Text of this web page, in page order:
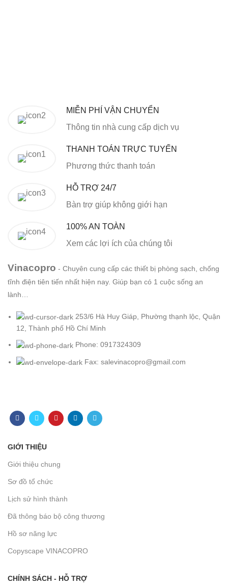
MIỄN PHÍ VẬN CHUYỂN
Thông tin nhà cung cấp dịch vụ
THANH TOÁN TRỰC TUYẾN
Phương thức thanh toán
HỖ TRỢ 24/7
Bàn trợ giúp không giới hạn
100% AN TOÀN
Xem các lợi ích của chúng tôi
Vinacopro - Chuyên cung cấp các thiết bị phòng sạch, chống
tĩnh điện tiên tiến nhất hiện nay. Giúp bạn có 1 cuộc sống an
lành…
253/6 Hà Huy Giáp, Phường thạnh lộc, Quận
12, Thành phố Hồ Chí Minh
Phone: 0917324309
Fax: salevinacopro@gmail.com
GIỚI THIỆU
Giới thiệu chung
Sơ đồ tổ chức
Lịch sử hình thành
Đã thông báo bộ công thương
Hồ sơ năng lực
Copyscape VINACOPRO
CHÍNH SÁCH - HỖ TRỢ